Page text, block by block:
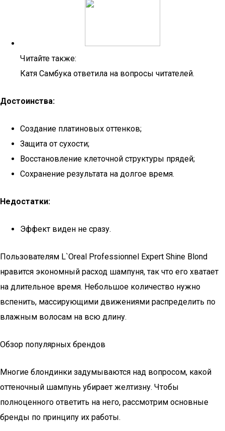
Читайте также:
Катя Самбука ответила на вопросы читателей.
Достоинства:
Создание платиновых оттенков;
Защита от сухости;
Восстановление клеточной структуры прядей;
Сохранение результата на долгое время.
Недостатки:
Эффект виден не сразу.
Пользователям L`Oreal Professionnel Expert Shine Blond
нравится экономный расход шампуня, так что его хватает
на длительное время. Небольшое количество нужно
вспенить, массирующими движениями распределить по
влажным волосам на всю длину.
Обзор популярных брендов
Многие блондинки задумываются над вопросом, какой
оттеночный шампунь убирает желтизну. Чтобы
полноценного ответить на него, рассмотрим основные
бренды по принципу их работы.